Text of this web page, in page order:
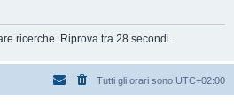
ricerche. Riprova tra 28 secondi.
Tutti gli orari sono UTC+02:00